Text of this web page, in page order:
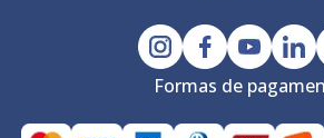
Formas de